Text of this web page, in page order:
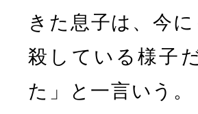
きた息子は、今
殺している様子
た」と一言いう